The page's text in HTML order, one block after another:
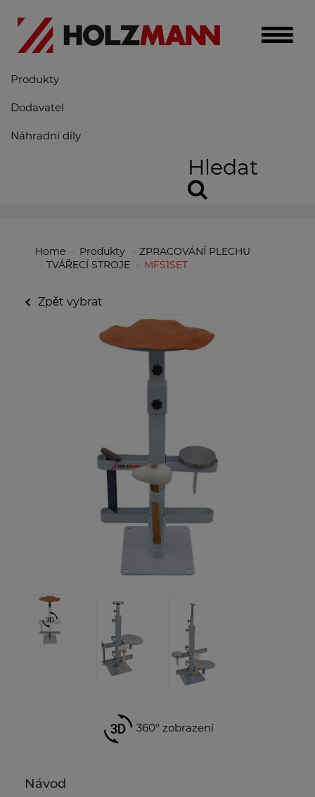
Toggle
Produkty
Dodavatel
Náhradní díly
Hledat
Home Produkty
ZPRACOVÁNÍ PLECHU
TVÁŘECÍ STROJE
MFS1SET
Zpět vybrat
360° zobrazení
Návod